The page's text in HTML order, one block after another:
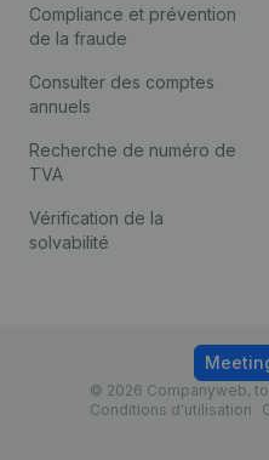
Compliance et prévention
de la fraude
Consulter des comptes
annuels
Recherche de numéro de
TVA
Vérification de la
solvabilité
© 2026 Companyweb,
Conditions d'utilisation